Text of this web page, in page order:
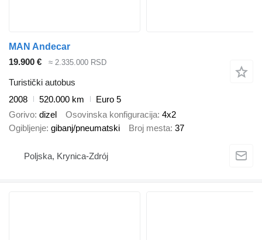
MAN Andecar
19.900 €
≈ 2.335.000 RSD
Turistički autobus
2008
520.000 km
Euro 5
Gorivo dizel Osovinska konfiguracija 4x2
Ogibljenje gibanj/pneumatski Broj mesta 37
Poljska, Krynica-Zdrój